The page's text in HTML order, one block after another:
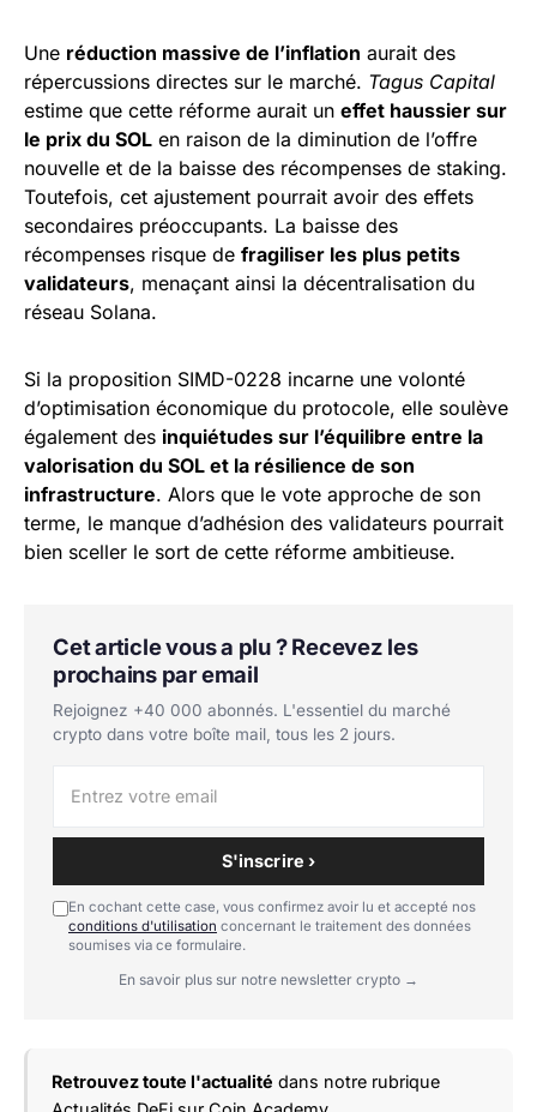
Une réduction massive de l’inflation aurait des
répercussions directes sur le marché. Tagus Capital
estime que cette réforme aurait un effet haussier sur
le prix du SOL en raison de la diminution de l’offre
nouvelle et de la baisse des récompenses de staking.
Toutefois, cet ajustement pourrait avoir des effets
secondaires préoccupants. La baisse des
récompenses risque de fragiliser les plus petits
validateurs, menaçant ainsi la décentralisation du
réseau Solana.
Si la proposition SIMD-0228 incarne une volonté
d’optimisation économique du protocole, elle soulève
également des inquiétudes sur l’équilibre entre la
valorisation du SOL et la résilience de son
infrastructure. Alors que le vote approche de son
terme, le manque d’adhésion des validateurs pourrait
bien sceller le sort de cette réforme ambitieuse.
Cet article vous a plu ? Recevez les
prochains par email
Rejoignez +40 000 abonnés. L'essentiel du marché
crypto dans votre boîte mail, tous les 2 jours.
S'inscrire ›
En cochant cette case, vous confirmez avoir lu et accepté nos
conditions d'utilisation concernant le traitement des données
soumises via ce formulaire.
En savoir plus sur notre newsletter crypto →
Retrouvez toute l'actualité dans notre rubrique